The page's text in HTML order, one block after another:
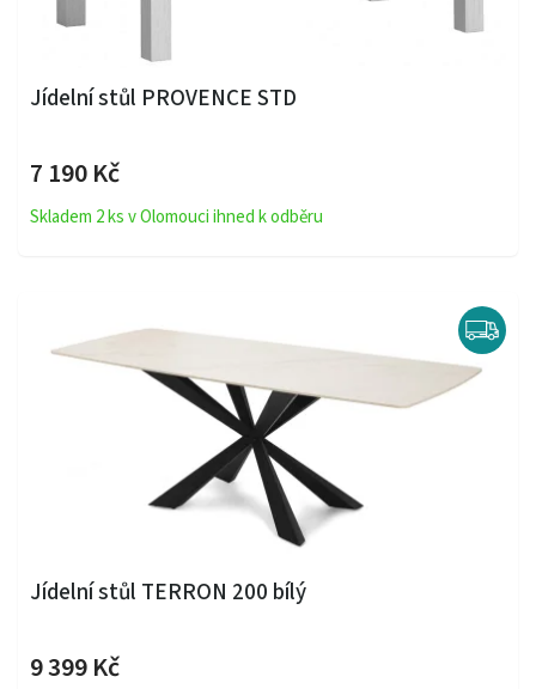
Jídelní stůl PROVENCE STD
7 190 Kč
Skladem 2 ks v Olomouci ihned k odběru
Jídelní stůl TERRON 200 bílý
9 399 Kč